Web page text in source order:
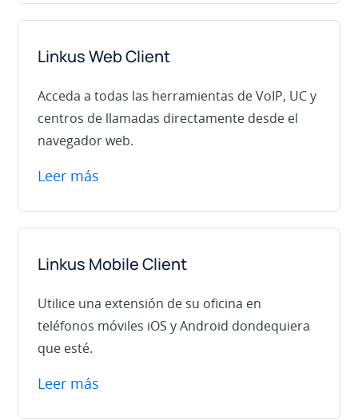
Linkus Web Client
Acceda a todas las herramientas de VoIP, UC y
centros de llamadas directamente desde el
navegador web.
Leer más
Linkus Mobile Client
Utilice una extensión de su oficina en
teléfonos móviles iOS y Android dondequiera
que esté.
Leer más